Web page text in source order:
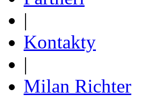
|
Kontakty
|
Milan Richter